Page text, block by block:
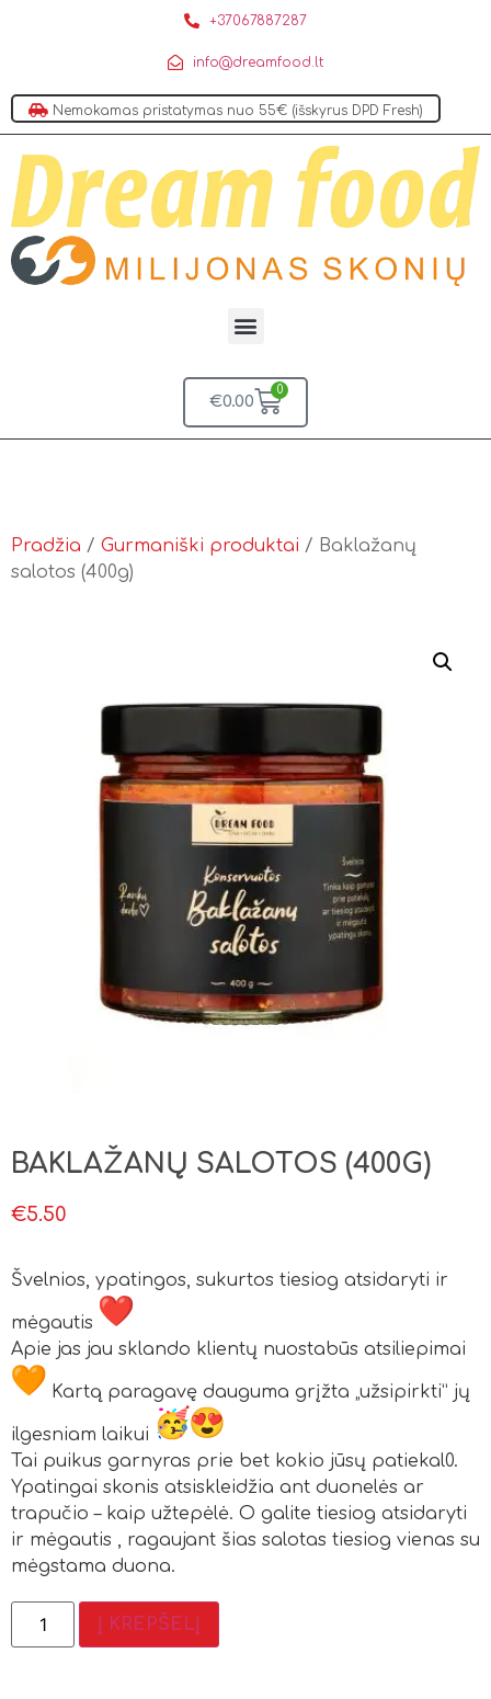
+37067887287
info@dreamfood.lt
Nemokamas pristatymas nuo 55€ (išskyrus DPD Fresh)
€0.00
0
Pradžia / Gurmaniški produktai / Baklažanų
salotos (400g)
BAKLAŽANŲ SALOTOS (400G)
€5.50
Švelnios, ypatingos, sukurtos tiesiog atsidaryti ir
mėgautis
Apie jas jau sklando klientų nuostabūs atsiliepimai
Kartą paragavę dauguma grįžta „užsipirkti” jų
ilgesniam laikui
Tai puikus garnyras prie bet kokio jūsų patiekal0.
Ypatingai skonis atsiskleidžia ant duonelės ar
trapučio – kaip užtepėlė. O galite tiesiog atsidaryti
ir mėgautis , ragaujant šias salotas tiesiog vienas su
mėgstama duona.
Į KREPŠELĮ